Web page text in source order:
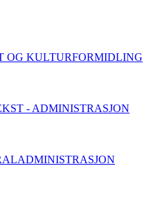
OG KULTURFORMIDLING
- ADMINISTRASJON